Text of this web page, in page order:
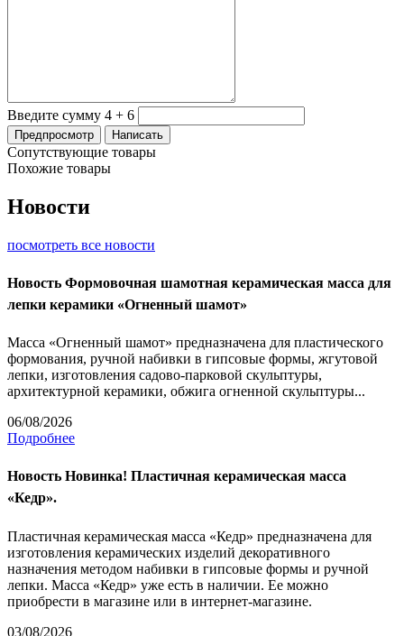
Введите сумму 4 + 6
Сопутствующие товары
Похожие товары
Новости
посмотреть все новости
Новость Формовочная шамотная керамическая масса для
лепки керамики «Огненный шамот»
Масса «Огненный шамот» предназначена для пластического
формования, ручной набивки в гипсовые формы, жгутовой
лепки, изготовления садово-парковой скульптуры,
архитектурной керамики, обжига огненной скульптуры...
06/08/2026
Подробнее
Новость Новинка! Пластичная керамическая масса
«Кедр».
Пластичная керамическая масса «Кедр» предназначена для
изготовления керамических изделий декоративного
назначения методом набивки в гипсовые формы и ручной
лепки. Масса «Кедр» уже есть в наличии. Ее можно
приобрести в магазине или в интернет-магазине.
03/08/2026